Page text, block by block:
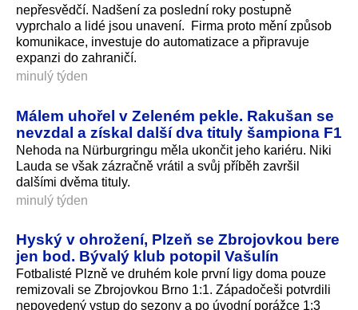
nepřesvědčí. Nadšení za poslední roky postupně
vyprchalo a lidé jsou unavení. Firma proto mění způsob
komunikace, investuje do automatizace a připravuje
expanzi do zahraničí.
minulý týden
Málem uhořel v Zeleném pekle. Rakušan se
nevzdal a získal další dva tituly šampiona F1
Nehoda na Nürburgringu měla ukončit jeho kariéru. Niki
Lauda se však zázračně vrátil a svůj příběh završil
dalšími dvěma tituly.
minulý týden
Hyský v ohrožení, Plzeň se Zbrojovkou bere
jen bod. Bývalý klub potopil Vašulín
Fotbalisté Plzně ve druhém kole první ligy doma pouze
remizovali se Zbrojovkou Brno 1:1. Západočeši potvrdili
nepovedený vstup do sezony a po úvodní porážce 1:3